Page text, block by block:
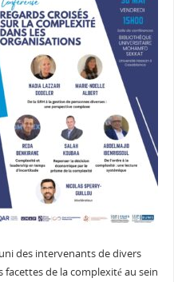
des intervenants de divers
de la complexité au sein